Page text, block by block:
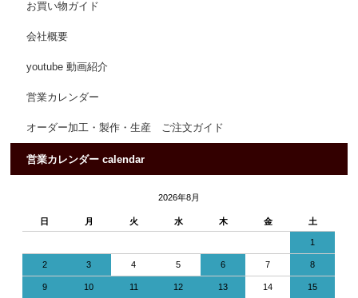
お買い物ガイド
会社概要
youtube 動画紹介
営業カレンダー
オーダー加工・製作・生産 ご注文ガイド
営業カレンダー calendar
2026年8月
日 月 火 水 木 金 土
1
2 3 4 5 6 7 8
9 10 11 12 13 14 15